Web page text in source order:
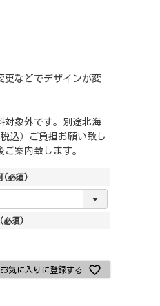
更などでデザインが変
対象外です。別途北海
込）ご負担お願い致し
案内致します。
(必須)
(必須)
お気に入りに登録する